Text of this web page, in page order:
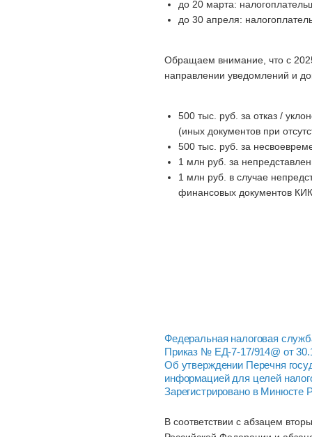
до 20 марта:
до 30 апреля:
Обращаем внимание, что с
направлении уведомлений и
500 тыс. руб. за отказ /
(иных документов при
500 тыс. руб. за
1 млн руб. за
1 млн руб. в случае
финансовых документов
Федеральная налоговая
Приказ № ЕД-7-17/914@ от
Об утверждении Перечня
информацией для целей
Зарегистрировано в Минюсте
В соответствии с абзацем